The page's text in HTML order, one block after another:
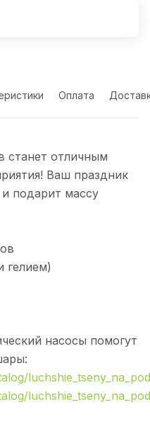
Оплата
станет отличным
Ваш праздник
и подарит массу
гелием)
насосы помогут